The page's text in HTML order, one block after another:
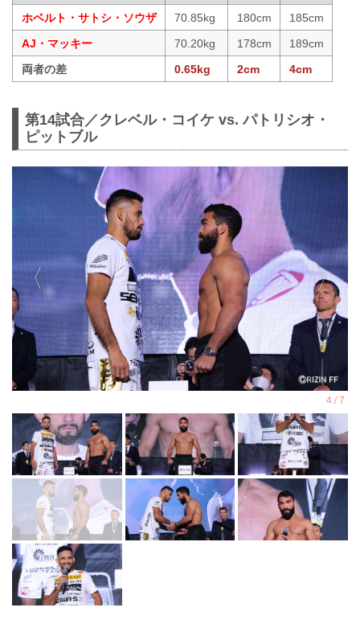
ホベルト・サトシ・ソウザ
70.85kg 180cm
185cm
AJ・マッキー
70.20kg 178cm
189cm
両者の差
0.65kg 2cm 4cm
第14試合／クレベル・コイケ vs. パトリシオ・
ピットブル